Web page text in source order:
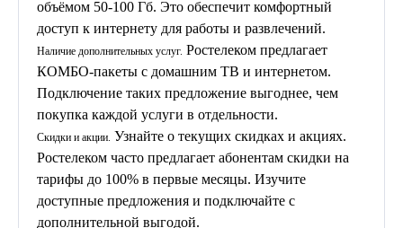
объёмом 50-100 Гб. Это обеспечит комфортный
доступ к интернету для работы и развлечений.
Наличие дополнительных услуг. Ростелеком предлагает
КОМБО-пакеты с домашним ТВ и интернетом.
Подключение таких предложение выгоднее, чем
покупка каждой услуги в отдельности.
Скидки и акции. Узнайте о текущих скидках и акциях.
Ростелеком часто предлагает абонентам скидки на
тарифы до 100% в первые месяцы. Изучите
доступные предложения и подключайте с
дополнительной выгодой.